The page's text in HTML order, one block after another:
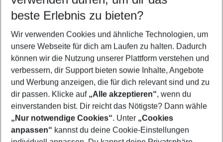
5-8 Nächte
2 Erwachsene Keine Kinder
Mehr Filter anzeigen
Footer
Footer navigation
beste Erlebnis zu bieten?
Wir verwenden Cookies und ähnliche Technologien, um
unsere Webseite für dich am Laufen zu halten. Dadurch
können wir die Nutzung unserer Plattform verstehen und
verbessern, dir Support bieten sowie Inhalte, Angebote
und Werbung anzeigen, die für dich relevant sind und zu
dir passen. Klicke auf „Alle akzeptieren“, wenn du
einverstanden bist. Dir reicht das Nötigste? Dann wähle
„Nur notwendige Cookies“. Unter „Cookies
anpassen“ kannst du deine Cookie-Einstellungen